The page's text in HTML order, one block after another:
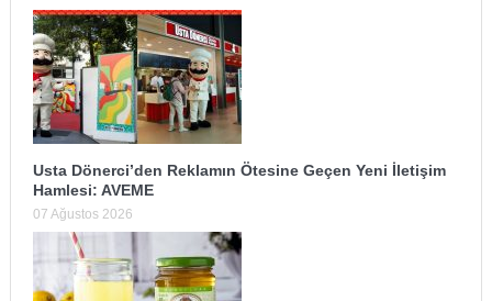
Usta Dönerci’den Reklamın Ötesine Geçen Yeni İletişim
Hamlesi: AVEME
07 Ağustos 2026